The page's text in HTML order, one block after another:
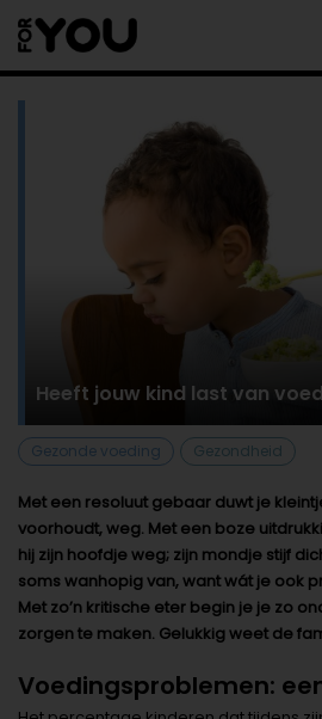
naar
artikel
Heeft jouw kind last van
Gezonde voeding Gezondheid
Met een resoluut gebaar duwt je
voorhoudt, weg. Met een boze
hij zijn hoofdje weg; zijn mondje stijf
soms wanhopig van, want wát je ook
Met zo’n kritische eter begin je je zo
zorgen te maken. Gelukkig weet de
Voedingsproblemen: